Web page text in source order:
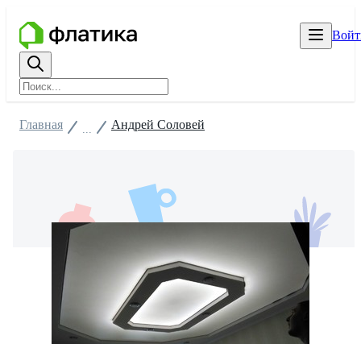
Главная Андрей Соловей